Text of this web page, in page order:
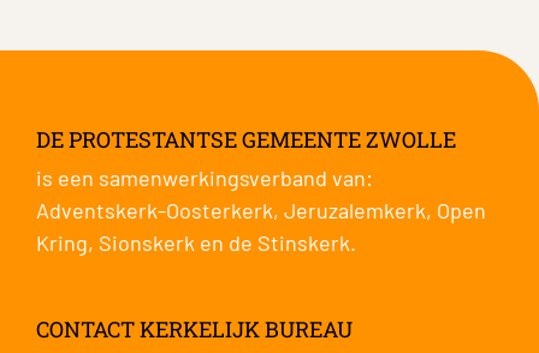
DE PROTESTANTSE GEMEENTE ZWOLLE
is een samenwerkingsverband van:
Adventskerk-Oosterkerk, Jeruzalemkerk, Open
Kring, Sionskerk en de Stinskerk.
CONTACT KERKELIJK BUREAU